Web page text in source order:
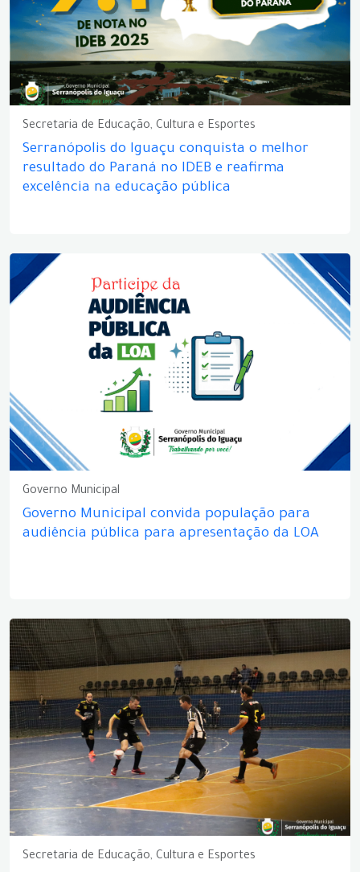
Secretaria de Educação, Cultura e Esportes
Serranópolis do Iguaçu conquista o melhor
resultado do Paraná no IDEB e reafirma
excelência na educação pública
Governo Municipal
Governo Municipal convida população para
audiência pública para apresentação da LOA
Secretaria de Educação, Cultura e Esportes